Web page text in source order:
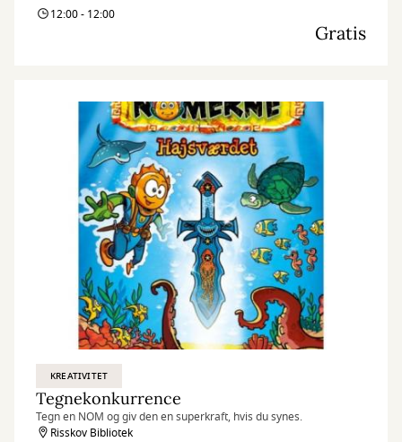
12:00 - 12:00
Gratis
KREATIVITET
Tegnekonkurrence
Tegn en NOM og giv den en superkraft, hvis du synes.
Risskov Bibliotek